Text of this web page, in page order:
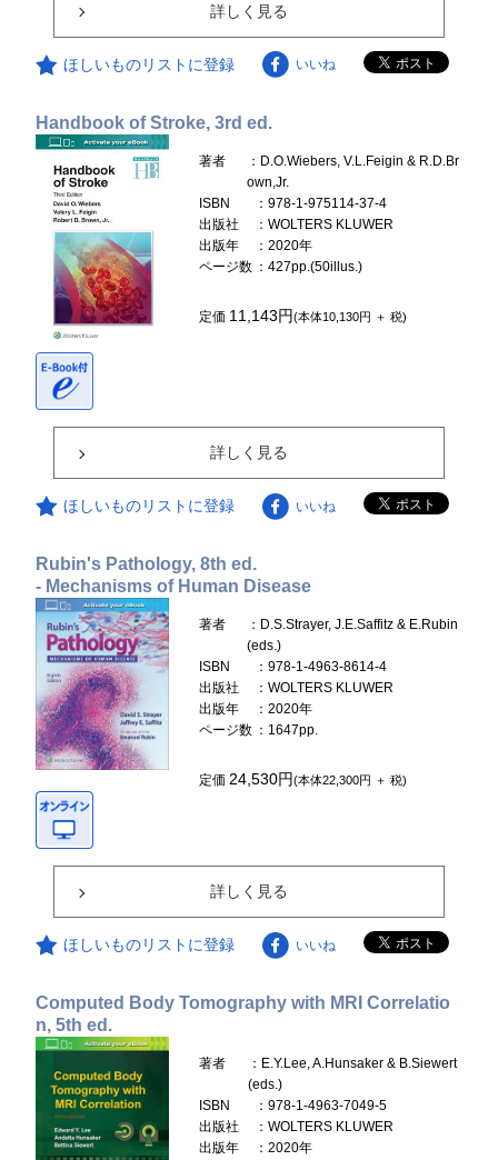
詳しく見る
ほしいものリストに登録 いいね
Handbook of Stroke, 3rd ed.
著者
：D.O.Wiebers, V.L.Feigin & R.D.Br
own,Jr.
ISBN
：978-1-975114-37-4
出版社
：WOLTERS KLUWER
出版年
：2020年
ページ数 ：427pp.(50illus.)
定価 11,143円(本体10,130円 ＋ 税)
詳しく見る
ほしいものリストに登録 いいね
Rubin's Pathology, 8th ed.
- Mechanisms of Human Disease
著者
：D.S.Strayer, J.E.Saffitz & E.Rubin
(eds.)
ISBN
：978-1-4963-8614-4
出版社
：WOLTERS KLUWER
出版年
：2020年
ページ数 ：1647pp.
定価24,530円(本体22,300円 ＋ 税)
詳しく見る
ほしいものリストに登録 いいね
Computed Body Tomography with MRI Correlatio
n, 5th ed.
著者
：E.Y.Lee, A.Hunsaker & B.Siewert
(eds.)
ISBN
：978-1-4963-7049-5
出版社
：WOLTERS KLUWER
出版年
：2020年